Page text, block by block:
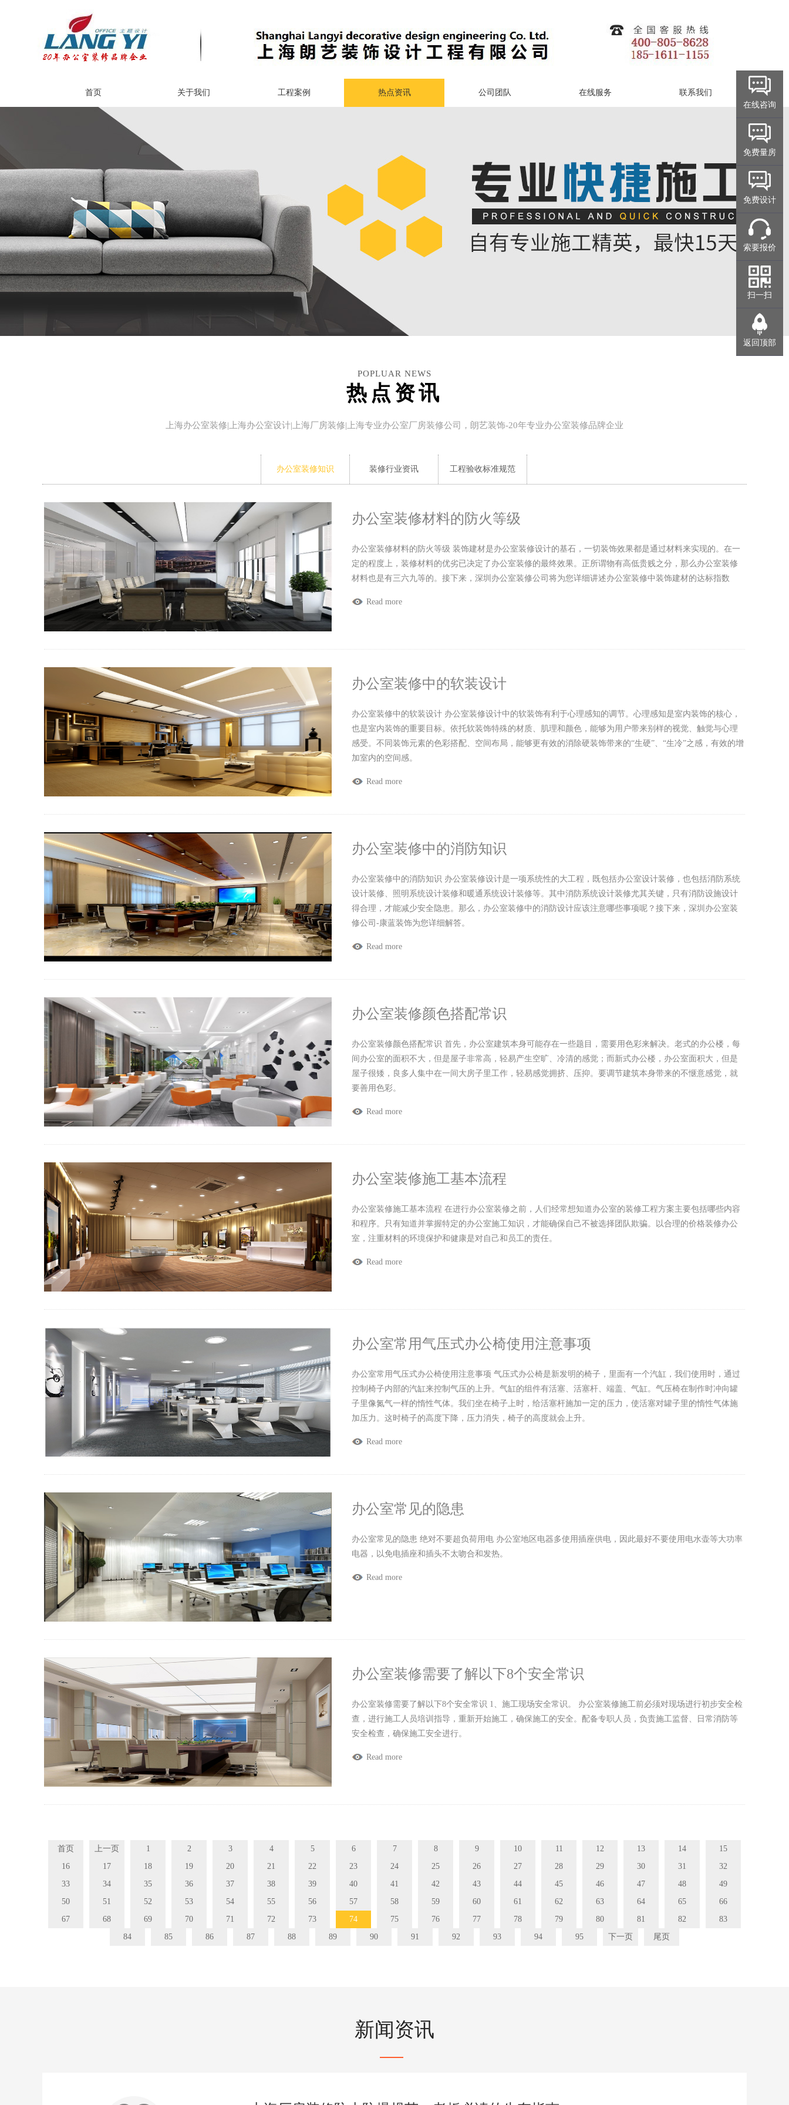
首页 关于我们 工程案例 热点资讯 公司团队 在线服务 联系我们
POPLUAR NEWS
热点资讯
上海办公室装修|上海办公室设计|上海厂房装修|上海专业办公室厂房装修公司，朗艺装饰-20年专业办公室装修品牌企业
办公室装修知识 装修行业资讯 工程验收标准规范
办公室装修材料的防火等级
办公室装修材料的防火等级 装饰建材是办公室装修设计的基石，一切装饰效果都是通过材料来实现的。在一
定的程度上，装修材料的优劣已决定了办公室装修的最终效果。正所谓物有高低贵贱之分，那么办公室装修
材料也是有三六九等的。接下来，深圳办公室装修公司将为您详细讲述办公室装修中装饰建材的达标指数
Read more
办公室装修中的软装设计
办公室装修中的软装设计 办公室装修设计中的软装饰有利于心理感知的调节。心理感知是室内装饰的核心，
也是室内装饰的重要目标。依托软装饰特殊的材质、肌理和颜色，能够为用户带来别样的视觉、触觉与心理
感受。不同装饰元素的色彩搭配、空间布局，能够更有效的消除硬装饰带来的“生硬”、“生冷”之感，有效的增
加室内的空间感。
Read more
办公室装修中的消防知识
办公室装修中的消防知识 办公室装修设计是一项系统性的大工程，既包括办公室设计装修，也包括消防系统
设计装修、照明系统设计装修和暖通系统设计装修等。其中消防系统设计装修尤其关键，只有消防设施设计
得合理，才能减少安全隐患。那么，办公室装修中的消防设计应该注意哪些事项呢？接下来，深圳办公室装
修公司-康蓝装饰为您详细解答。
Read more
办公室装修颜色搭配常识
办公室装修颜色搭配常识 首先，办公室建筑本身可能存在一些题目，需要用色彩来解决。老式的办公楼，每
间办公室的面积不大，但是屋子非常高，轻易产生空旷、冷清的感觉；而新式办公楼，办公室面积大，但是
屋子很矮，良多人集中在一间大房子里工作，轻易感觉拥挤、压抑。要调节建筑本身带来的不惬意感觉，就
要善用色彩。
Read more
办公室装修施工基本流程
办公室装修施工基本流程 在进行办公室装修之前，人们经常想知道办公室的装修工程方案主要包括哪些内容
和程序。只有知道并掌握特定的办公室施工知识，才能确保自己不被选择团队欺骗。以合理的价格装修办公
室，注重材料的环境保护和健康是对自己和员工的责任。
Read more
办公室常用气压式办公椅使用注意事项
办公室常用气压式办公椅使用注意事项 气压式办公椅是新发明的椅子，里面有一个汽缸，我们使用时，通过
控制椅子内部的汽缸来控制气压的上升。气缸的组件有活塞、活塞杆、端盖、气缸。气压椅在制作时冲向罐
子里像氮气一样的惰性气体。我们坐在椅子上时，给活塞杆施加一定的压力，使活塞对罐子里的惰性气体施
加压力。这时椅子的高度下降，压力消失，椅子的高度就会上升。
Read more
办公室常见的隐患
办公室常见的隐患 绝对不要超负荷用电 办公室地区电器多使用插座供电，因此最好不要使用电水壶等大功率
电器，以免电插座和插头不太吻合和发热。
Read more
办公室装修需要了解以下8个安全常识
办公室装修需要了解以下8个安全常识 1、施工现场安全常识。 办公室装修施工前必须对现场进行初步安全检
查，进行施工人员培训指导，重新开始施工，确保施工的安全。配备专职人员，负责施工监督、日常消防等
安全检查，确保施工安全进行。
Read more
首页 上一页 1 2 3 4 5 6 7 8 9 10 11 12 13 14
15
16
17 18 19 20 21 22 23 24 25 26 27 28 29 30 31
32
33
34 35 36 37 38 39 40 41 42 43 44 45 46 47 48
49
50
51 52 53 54 55 56 57 58 59 60 61 62 63 64 65
66
67
68 69 70 71 72 73 74 75 76 77 78 79 80 81 82
83
84
85 86 87 88 89 90 91 92 93 94 95 下一页 尾页
新闻资讯
在线咨询
免费量房
免费设计
索要报价
扫一扫
返回顶部